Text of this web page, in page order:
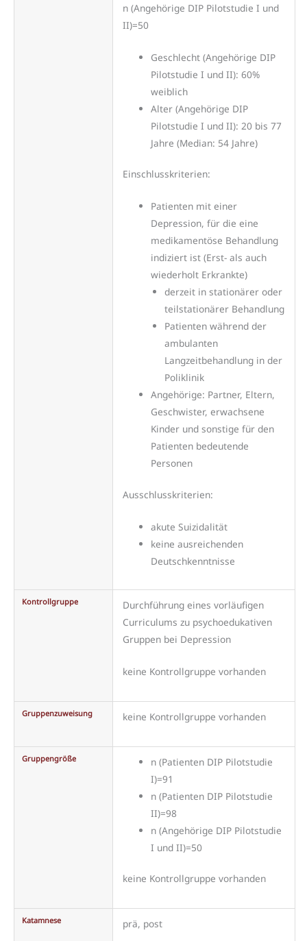
n (Angehörige DIP Pilotstudie I und
II)=50
Geschlecht (Angehörige DIP
Pilotstudie I und II): 60%
weiblich
Alter (Angehörige DIP
Pilotstudie I und II): 20 bis 77
Jahre (Median: 54 Jahre)
Einschlusskriterien:
Patienten mit einer
Depression, für die eine
medikamentöse Behandlung
indiziert ist (Erst- als auch
wiederholt Erkrankte)
derzeit in stationärer oder
teilstationärer Behandlung
Patienten während der
ambulanten
Langzeitbehandlung in der
Poliklinik
Angehörige: Partner, Eltern,
Geschwister, erwachsene
Kinder und sonstige für den
Patienten bedeutende
Personen
Ausschlusskriterien:
akute Suizidalität
keine ausreichenden
Deutschkenntnisse
Kontrollgruppe
Durchführung eines vorläufigen
Curriculums zu psychoedukativen
Gruppen bei Depression
keine Kontrollgruppe vorhanden
Gruppenzuweisung keine Kontrollgruppe vorhanden
Gruppengröße
n (Patienten DIP Pilotstudie
I)=91
n (Patienten DIP Pilotstudie
II)=98
n (Angehörige DIP Pilotstudie
I und II)=50
keine Kontrollgruppe vorhanden
Katamnese prä, post